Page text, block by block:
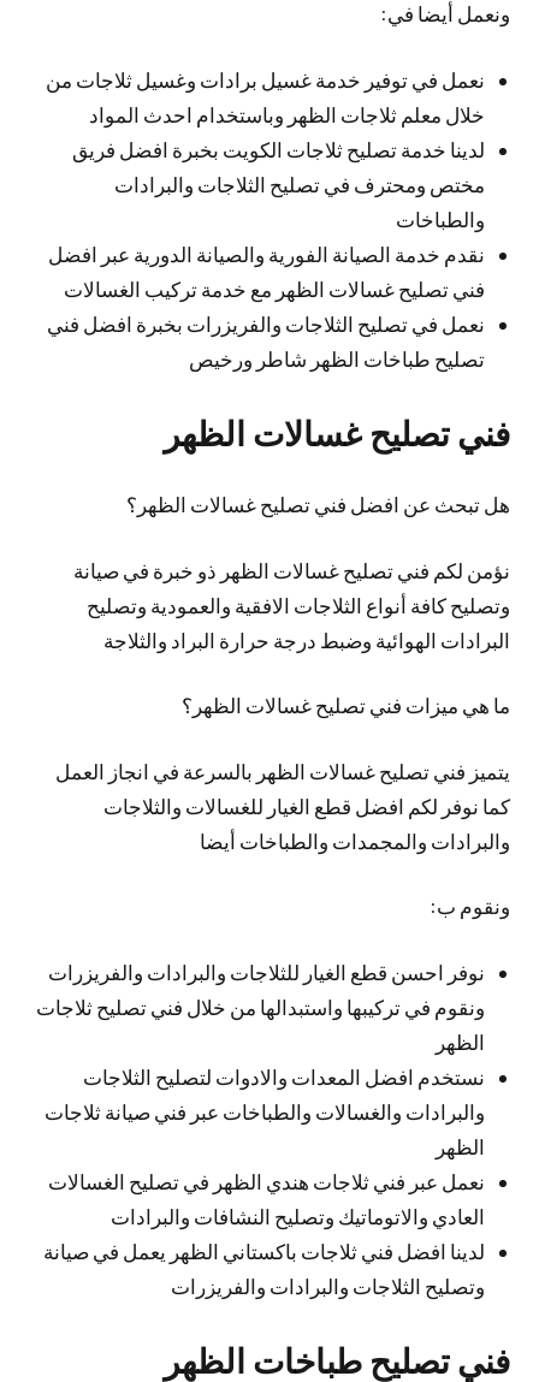
ونعمل أيضا في:
نعمل في توفير خدمة غسيل برادات وغسيل ثلاجات من
خلال معلم ثلاجات الظهر وباستخدام احدث المواد
لدينا خدمة تصليح ثلاجات الكويت بخبرة افضل فريق
مختص ومحترف في تصليح الثلاجات والبرادات
والطباخات
نقدم خدمة الصيانة الفورية والصيانة الدورية عبر افضل
فني تصليح غسالات الظهر مع خدمة تركيب الغسالات
نعمل في تصليح الثلاجات والفريزرات بخبرة افضل فني
تصليح طباخات الظهر شاطر ورخيص
فني تصليح غسالات الظهر
هل تبحث عن افضل فني تصليح غسالات الظهر؟
نؤمن لكم فني تصليح غسالات الظهر ذو خبرة في صيانة
وتصليح كافة أنواع الثلاجات الافقية والعمودية وتصليح
البرادات الهوائية وضبط درجة حرارة البراد والثلاجة
ما هي ميزات فني تصليح غسالات الظهر؟
يتميز فني تصليح غسالات الظهر بالسرعة في انجاز العمل
كما نوفر لكم افضل قطع الغيار للغسالات والثلاجات
والبرادات والمجمدات والطباخات أيضا
ونقوم ب:
نوفر احسن قطع الغيار للثلاجات والبرادات والفريزرات
ونقوم في تركيبها واستبدالها من خلال فني تصليح ثلاجات
الظهر
نستخدم افضل المعدات والادوات لتصليح الثلاجات
والبرادات والغسالات والطباخات عبر فني صيانة ثلاجات
الظهر
نعمل عبر فني ثلاجات هندي الظهر في تصليح الغسالات
العادي والاتوماتيك وتصليح النشافات والبرادات
لدينا افضل فني ثلاجات باكستاني الظهر يعمل في صيانة
وتصليح الثلاجات والبرادات والفريزرات
فني تصليح طباخات الظهر